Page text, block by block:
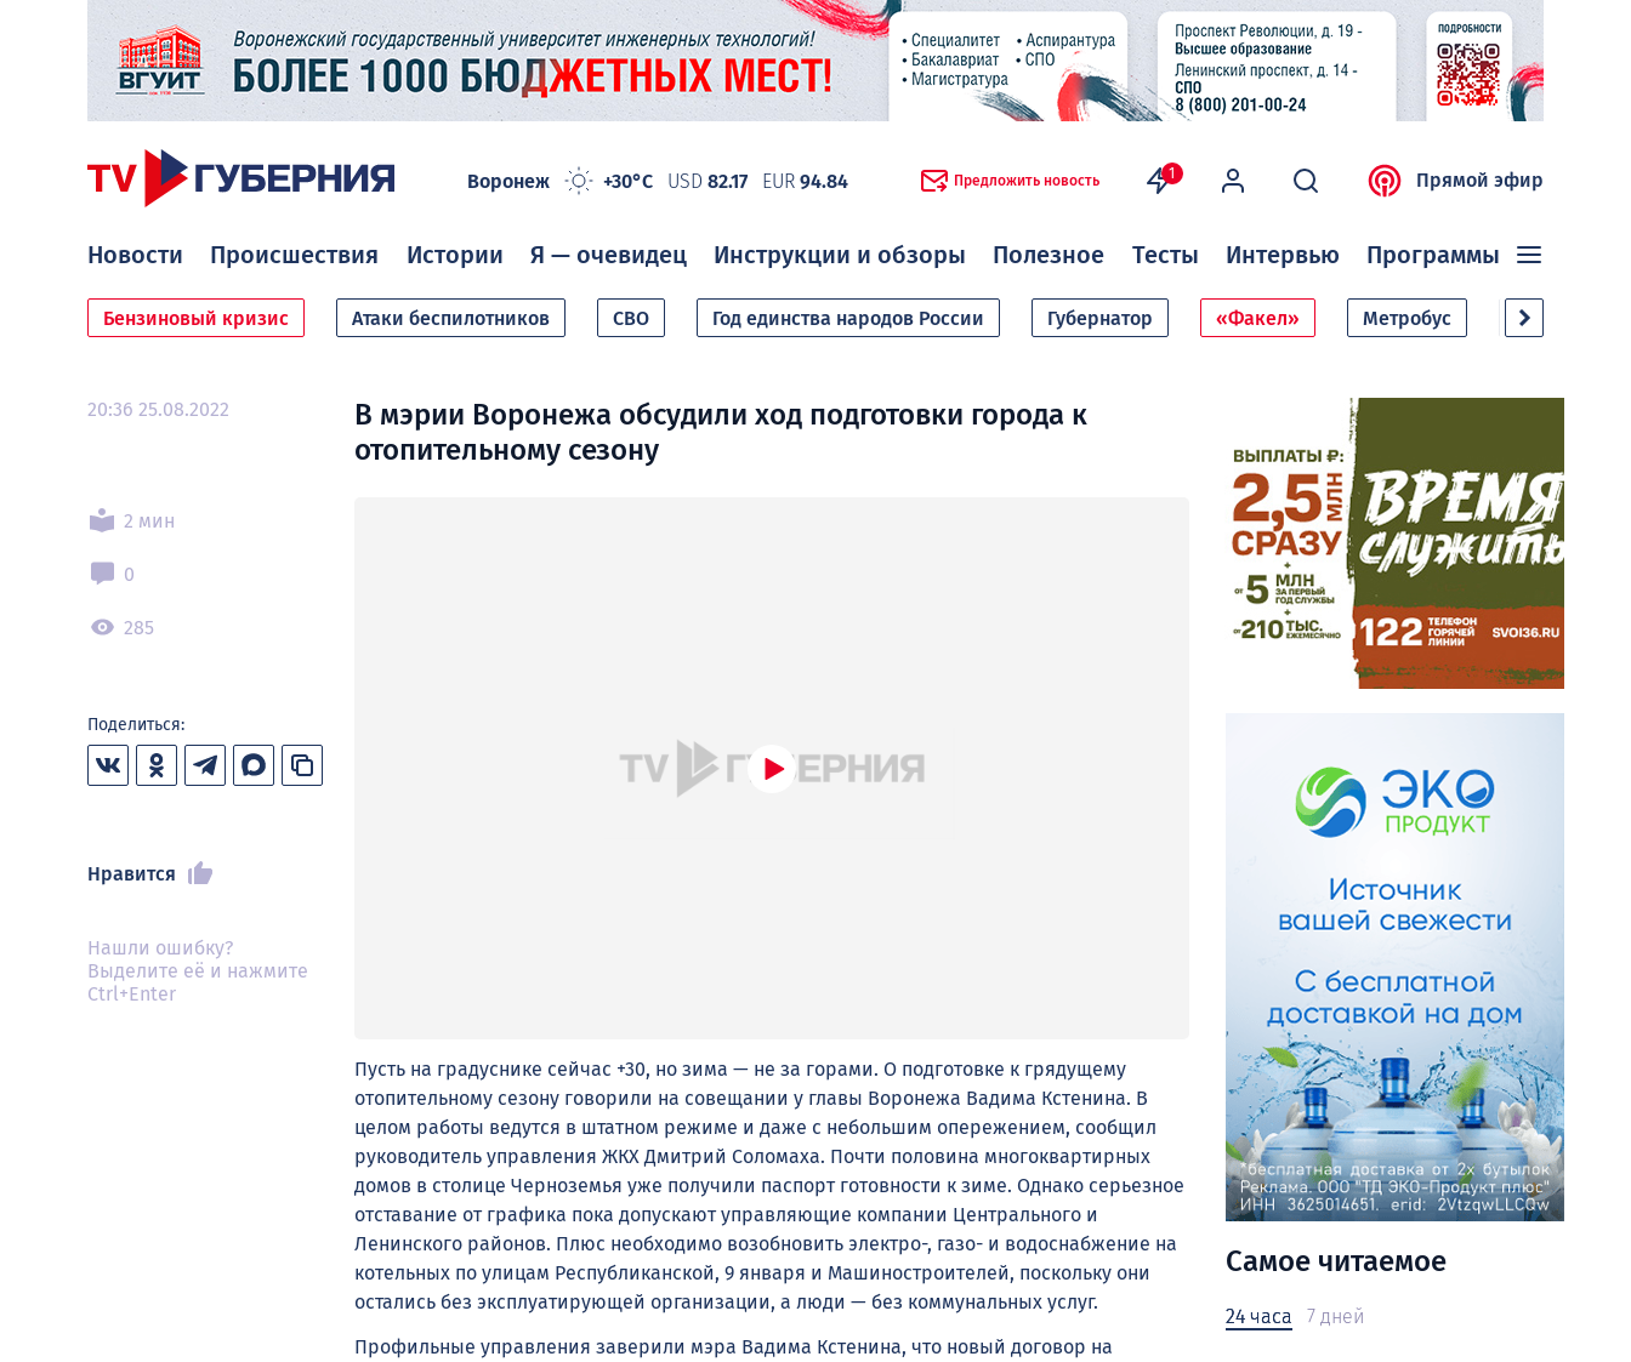
Воронеж +30°C USD 82.17 EUR 94.84 Предложить новость 1 Прямой эфир
Новости Происшествия Истории Я — очевидец Инструкции и обзоры Полезное Тесты Интервью Программы
Бензиновый кризис Атаки беспилотников СВО Год единства народов России Губернатор «Факел» Метробус Дачный
20:36 25.08.2022
2 мин
0
285
Поделиться:
Нравится
Нашли ошибку?
Выделите её и нажмите
Ctrl+Enter
В мэрии Воронежа обсудили ход подготовки города к
отопительному сезону
Пусть на градуснике сейчас +30, но зима — не за горами. О подготовке к грядущему
отопительному сезону говорили на совещании у главы Воронежа Вадима Кстенина. В
целом работы ведутся в штатном режиме и даже с небольшим опережением, сообщил
руководитель управления ЖКХ Дмитрий Соломаха. Почти половина многоквартирных
домов в столице Черноземья уже получили паспорт готовности к зиме. Однако серьезное
отставание от графика пока допускают управляющие компании Центрального и
Ленинского районов. Плюс необходимо возобновить электро-, газо- и водоснабжение на
котельных по улицам Республиканской, 9 января и Машиностроителей, поскольку они
остались без эксплуатирующей организации, а люди — без коммунальных услуг.
Профильные управления заверили мэра Вадима Кстенина, что новый договор на
Самое читаемое
24 часа 7 дней